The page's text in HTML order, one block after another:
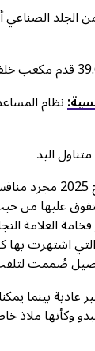
الجلد الصناعي
نظام
اليد
لا تعتبر كيا
عليها من
العلامة
اشتهرت بها
صُممت لتلفت
عادية بينما
وكأنها ملاذ